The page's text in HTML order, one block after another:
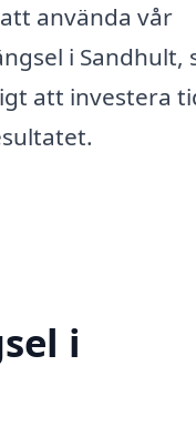
använda vår
i Sandhult,
att investera
i